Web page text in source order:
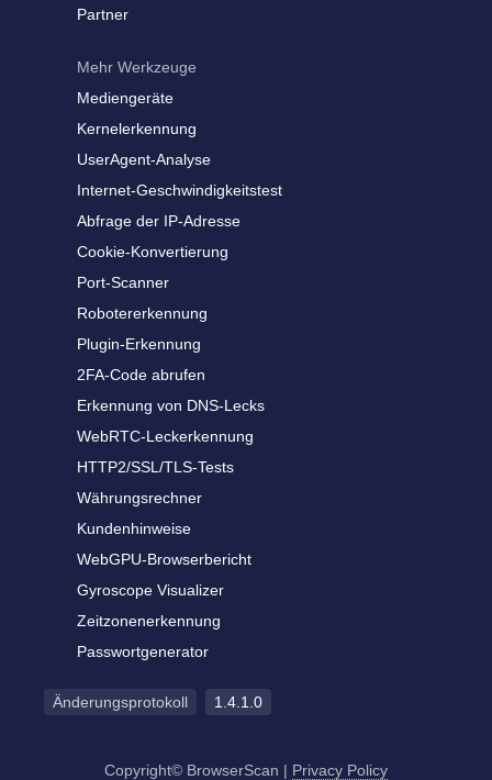
Partner
Mehr Werkzeuge
Mediengeräte
Kernelerkennung
UserAgent-Analyse
Internet-Geschwindigkeitstest
Abfrage der IP-Adresse
Cookie-Konvertierung
Port-Scanner
Robotererkennung
Plugin-Erkennung
2FA-Code abrufen
Erkennung von DNS-Lecks
WebRTC-Leckerkennung
HTTP2/SSL/TLS-Tests
Währungsrechner
Kundenhinweise
WebGPU-Browserbericht
Gyroscope Visualizer
Zeitzonenerkennung
Passwortgenerator
Änderungsprotokoll 1.4.1.0
Copyright© BrowserScan | Privacy Policy